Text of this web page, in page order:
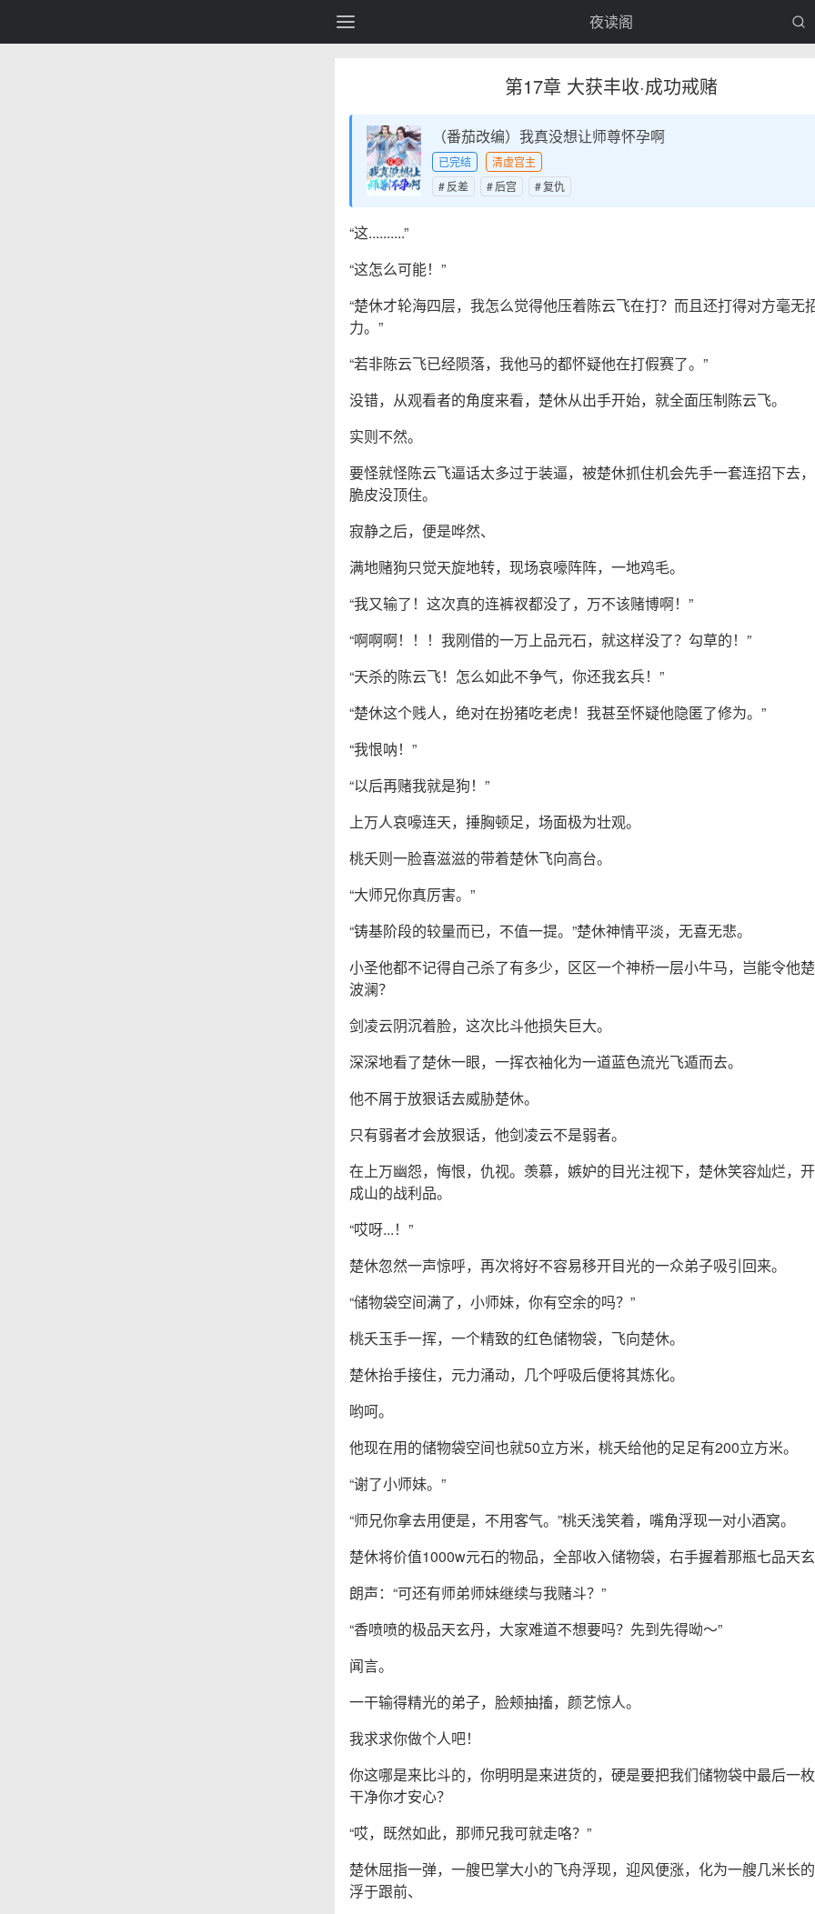
夜读阁
第17章 大获丰收·成功戒赌
（番茄改编）我真没想让师尊怀孕啊
已完结
清虚宫主
反差
后宫 复仇
“这..........”
“这怎么可能！”
“楚休才轮海四层，我怎么觉得他压着陈云飞在打？而且还打得对方毫无
力。”
“若非陈云飞已经陨落，我他马的都怀疑他在打假赛了。”
没错，从观看者的角度来看，楚休从出手开始，就全面压制陈云飞。
实则不然。
要怪就怪陈云飞逼话太多过于装逼，被楚休抓住机会先手一套连招下去
脆皮没顶住。
寂静之后，便是哗然、
满地赌狗只觉天旋地转，现场哀嚎阵阵，一地鸡毛。
“我又输了！这次真的连裤衩都没了，万不该赌博啊！”
“啊啊啊！！！我刚借的一万上品元石，就这样没了？勾草的！”
“天杀的陈云飞！怎么如此不争气，你还我玄兵！”
“楚休这个贱人，绝对在扮猪吃老虎！我甚至怀疑他隐匿了修为。”
“我恨呐！”
“以后再赌我就是狗！”
上万人哀嚎连天，捶胸顿足，场面极为壮观。
桃夭则一脸喜滋滋的带着楚休飞向高台。
“大师兄你真厉害。”
“铸基阶段的较量而已，不值一提。”楚休神情平淡，无喜无悲。
小圣他都不记得自己杀了有多少，区区一个神桥一层小牛马，岂能令他
波澜？
剑凌云阴沉着脸，这次比斗他损失巨大。
深深地看了楚休一眼，一挥衣袖化为一道蓝色流光飞遁而去。
他不屑于放狠话去威胁楚休。
只有弱者才会放狠话，他剑凌云不是弱者。
在上万幽怨，悔恨，仇视。羡慕，嫉妒的目光注视下，楚休笑容灿烂，
成山的战利品。
“哎呀...！”
楚休忽然一声惊呼，再次将好不容易移开目光的一众弟子吸引回来。
“储物袋空间满了，小师妹，你有空余的吗？”
桃夭玉手一挥，一个精致的红色储物袋，飞向楚休。
楚休抬手接住，元力涌动，几个呼吸后便将其炼化。
哟呵。
他现在用的储物袋空间也就50立方米，桃夭给他的足足有200立方米。
“谢了小师妹。”
“师兄你拿去用便是，不用客气。”桃夭浅笑着，嘴角浮现一对小酒窝。
楚休将价值1000w元石的物品，全部收入储物袋，右手握着那瓶七品天
朗声：“可还有师弟师妹继续与我赌斗？”
“香喷喷的极品天玄丹，大家难道不想要吗？先到先得呦～”
闻言。
一干输得精光的弟子，脸颊抽搐，颜艺惊人。
我求求你做个人吧！
你这哪是来比斗的，你明明是来进货的，硬是要把我们储物袋中最后一
干净你才安心？
“哎，既然如此，那师兄我可就走咯？”
楚休屈指一弹，一艘巴掌大小的飞舟浮现，迎风便涨，化为一艘几米长
浮于跟前、